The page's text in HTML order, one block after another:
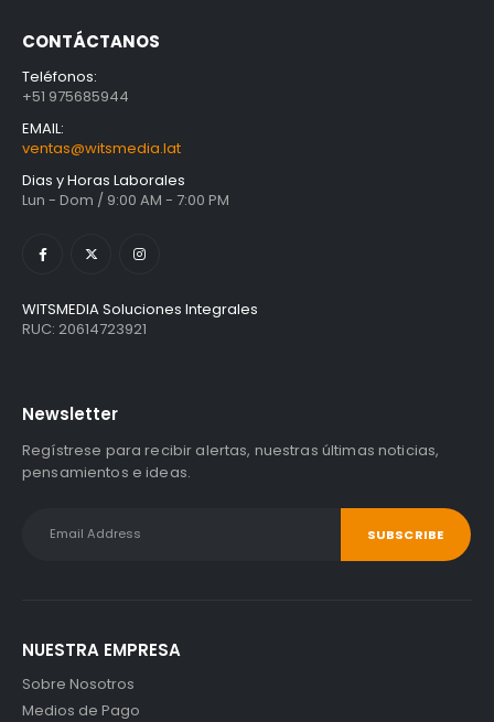
CONTÁCTANOS
Teléfonos:
+51 975685944
EMAIL:
ventas@witsmedia.lat
Dias y Horas Laborales
Lun - Dom / 9:00 AM - 7:00 PM
WITSMEDIA Soluciones Integrales
RUC: 20614723921
Newsletter
Regístrese para recibir alertas, nuestras últimas noticias,
pensamientos e ideas.
NUESTRA EMPRESA
Sobre Nosotros
Medios de Pago